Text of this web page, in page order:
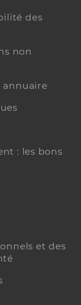
des
non
annuaire
: les bons
et des